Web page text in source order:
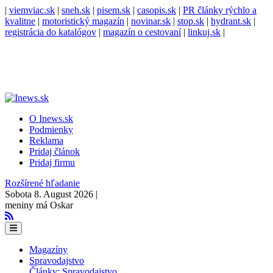
| viemviac.sk | sneh.sk | pisem.sk | casopis.sk | PR články rýchlo a
kvalitne | motoristický magazín | novinar.sk | stop.sk | hydrant.sk |
registrácia do katalógov | magazín o cestovaní| linkuj.sk |
O Inews.sk
Podmienky
Reklama
Pridaj článok
Pridaj firmu
Rozšírené hľadanie
Sobota 8. August 2026 |
meniny má Oskar
Magazíny
Spravodajstvo